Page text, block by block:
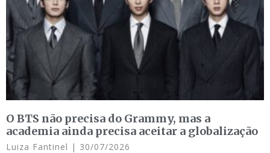
O BTS não precisa do Grammy, mas a
academia ainda precisa aceitar a globalização
Luiza Fantinel 30/07/2026